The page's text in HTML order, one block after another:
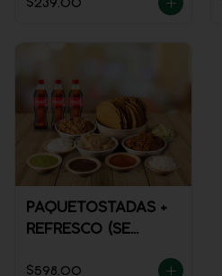
$239.00
PAQUETOSTADAS +
REFRESCO (SE
$598.00